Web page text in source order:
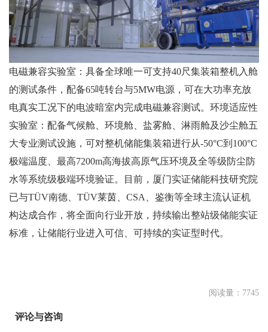
电磁兼容实验室：具备全球唯一可支持40尺集装箱整机入舱
的测试条件，配备65吨转台与5MW电源，可在大功率充放
电真实工况下的电波暗室内完成电磁兼容测试。环境适应性
实验室：配备气候舱、环境舱、盐雾舱、淋雨舱及沙尘舱五
大专业测试设施，可对整机储能集装箱进行从-50°C到100°C
极端温度、最高7200m高海拔高原气压环境及全等级防尘防
水等系统级极端环境验证。目前，厦门实证储能科技研究院
已与TÜV南德、TÜV莱茵、CSA、鉴衡等全球主流认证机
构达成合作，将全面向行业开放，持续输出整站级储能实证
标准，让储能行业进入可信、可持续的实证型时代。
阅读量：7745
评论与咨询